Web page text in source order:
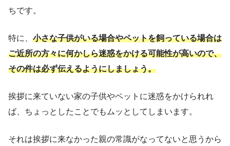
ちです。
特に、 小さな子供がいる場合やペットを飼っている場合は
ご近所の方々に何かしら迷惑をかける可能性が高いので、
その件は必ず伝えるようにしましょう。
挨拶に来ていない家の子供やペットに迷惑をかけられれ
ば、ちょっとしたことでもムッとしてしまいます。
それは挨拶に来なかった親の常識がなってないと思うから